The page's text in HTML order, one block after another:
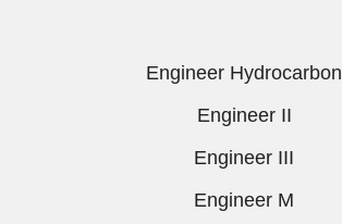
Engineer Hydrocarbon
Engineer II
Engineer III
Engineer M